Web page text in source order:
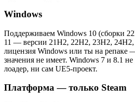
Windows
Поддерживаем Windows 10 (сборки
11 — версии 21H2, 22H2, 23H2,
лицензия Windows или ты на репаке
значения не имеет. Windows 7 и 8.1
лоадер, ни сам UE5-проект.
Платформа — только Steam